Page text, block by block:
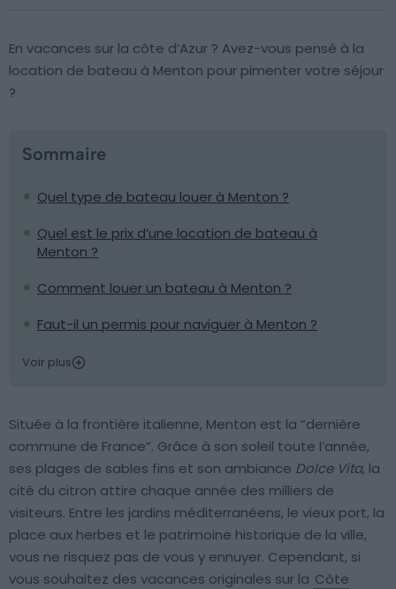
En vacances sur la côte d’Azur ? Avez-vous pensé à la
location de bateau à Menton pour pimenter votre séjour
?
Sommaire
Quel type de bateau louer à Menton ?
Quel est le prix d’une location de bateau à
Menton ?
Comment louer un bateau à Menton ?
Faut-il un permis pour naviguer à Menton ?
Voir plus
Située à la frontière italienne, Menton est la “dernière
commune de France”. Grâce à son soleil toute l’année,
ses plages de sables fins et son ambiance Dolce Vita, la
cité du citron attire chaque année des milliers de
visiteurs. Entre les jardins méditerranéens, le vieux port, la
place aux herbes et le patrimoine historique de la ville,
vous ne risquez pas de vous y ennuyer. Cependant, si
vous souhaitez des vacances originales sur la Côte